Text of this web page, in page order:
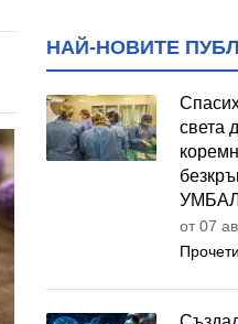
НАЙ-НОВИТЕ
света
УМБАЛ
от 07